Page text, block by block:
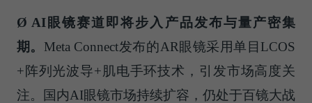
Ø AI眼镜赛道即将步入产品发布与量产密集
期。 Meta Connect发布的AR眼镜采用单目LCOS
+阵列光波导+肌电手环技术，引发市场高度关
注。国内AI眼镜市场持续扩容，仍处于百镜大战